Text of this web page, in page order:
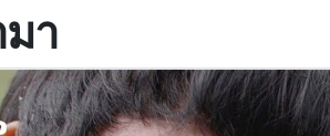
PHANOM
KHIRI KHAN
า